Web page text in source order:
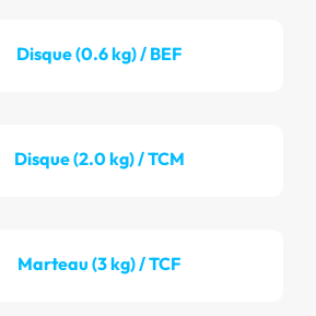
Disque (0.6 kg) / BEF
Disque (2.0 kg) / TCM
Marteau (3 kg) / TCF